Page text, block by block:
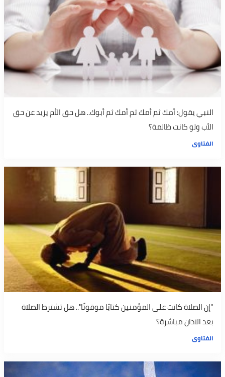
النبي يقول: أمك ثم أمك ثم أمك ثم أبوك.. هل حق الأم يزيد عن حق
الأب ولو كانت ظالمة؟
الفتاوى
"إن الصلاة كانت على المؤمنين كتابًا موقوتًا".. هل تشترط الصلاة
بعد الآذان مباشرة؟
الفتاوى